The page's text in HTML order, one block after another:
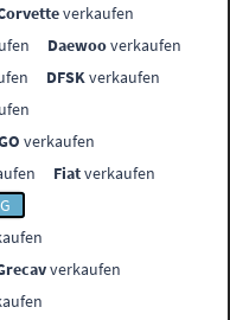
verkaufen
Daewooverkaufen
DFSKverkaufen
verkaufen
Fiatverkaufen
G
verkaufen